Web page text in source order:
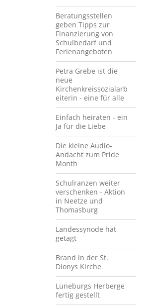
Beratungsstellen
geben Tipps zur
Finanzierung von
Schulbedarf und
Ferienangeboten
Petra Grebe ist die
neue
Kirchenkreissozialarb
eiterin - eine für alle
Einfach heiraten - ein
Ja für die Liebe
Die kleine Audio-
Andacht zum Pride
Month
Schulranzen weiter
verschenken - Aktion
in Neetze und
Thomasburg
Landessynode hat
getagt
Brand in der St.
Dionys Kirche
Lüneburgs Herberge
fertig gestellt